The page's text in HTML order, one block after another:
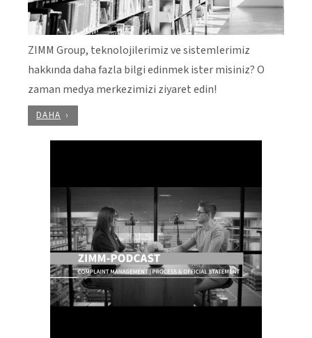
ZIMM Group, teknolojilerimiz ve sistemlerimiz
hakkında daha fazla bilgi edinmek ister misiniz? O
zaman medya merkezimizi ziyaret edin!
DAHA